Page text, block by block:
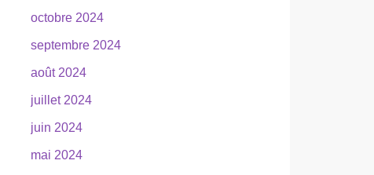
octobre 2024
septembre 2024
août 2024
juillet 2024
juin 2024
mai 2024